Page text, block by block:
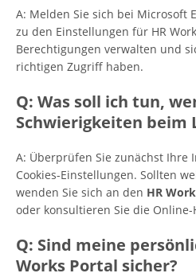
A: Melden Sie sich bei Microsoft
zu den Einstellungen für HR
Berechtigungen verwalten und
richtigen Zugriff haben.
Q: Was soll ich tun,
Schwierigkeiten beim
A: Überprüfen Sie zunächst
Cookies-Einstellungen. Sollten
wenden Sie sich an den HR
oder konsultieren Sie die Online-
Q: Sind meine
Works Portal sicher?